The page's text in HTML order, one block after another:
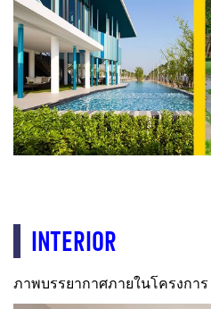
INTERIOR
ภาพบรรยากาศภายในโครงการ